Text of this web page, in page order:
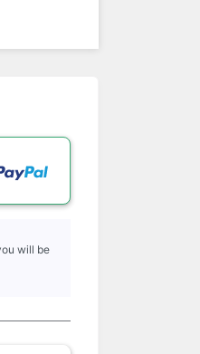
will be